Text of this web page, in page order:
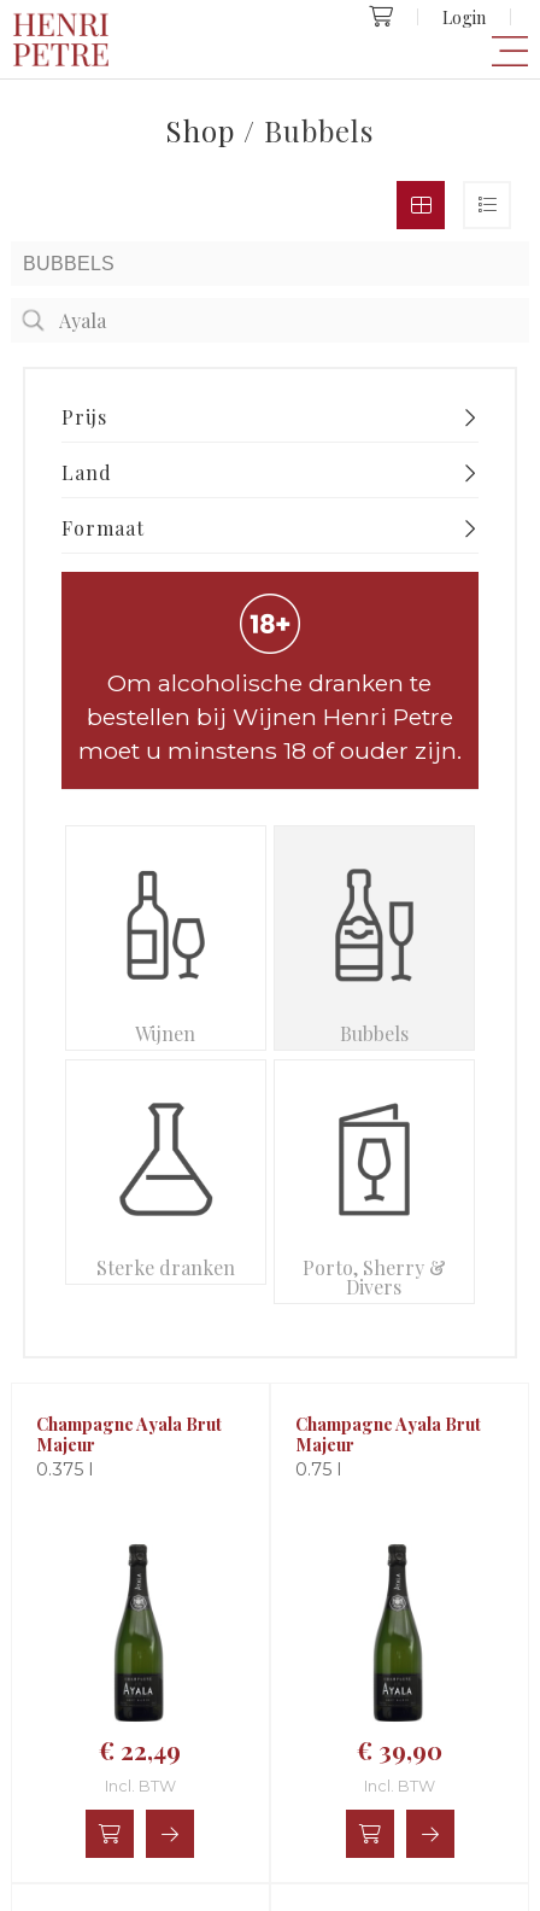
Login
Shop / Bubbels
Prijs
Land
Formaat
Om alcoholische dranken te
bestellen bij Wijnen Henri Petre
moet u minstens 18 of ouder zijn.
Wijnen Bubbels
Sterke dranken Porto, Sherry &
Divers
Champagne Ayala Brut
Majeur
0.375 l
€ 22,49
Incl. BTW
Champagne Ayala Brut
Majeur
0.75 l
€ 39,90
Incl. BTW